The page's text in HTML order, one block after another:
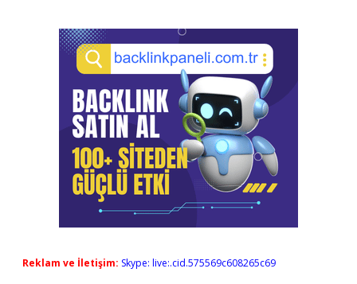
Reklam ve İletişim: Skype: live:.cid.575569c608265c69